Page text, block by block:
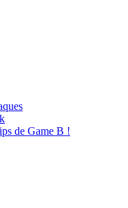
de Game B !